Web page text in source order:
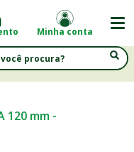
Minha conta
120 mm -